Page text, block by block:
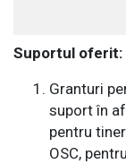
Suportul oferit:
Granturi
suport în
pentru
OSC,